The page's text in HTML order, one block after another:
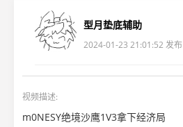
型月垫底辅助
2024-01-23 21:01:52 发布
视频描述:
m0NESY绝境沙鹰1V3拿下经济局